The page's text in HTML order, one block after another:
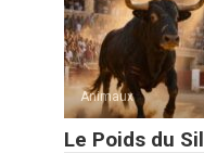
Animaux
Le Poids du